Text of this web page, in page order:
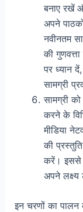
बनाए रखें
अपने
नवीनतम
की
पर ध्यान
सामग्री
सामग्री
करने के
मीडिया
की
करें। इससे
अपने
इन चरणों का